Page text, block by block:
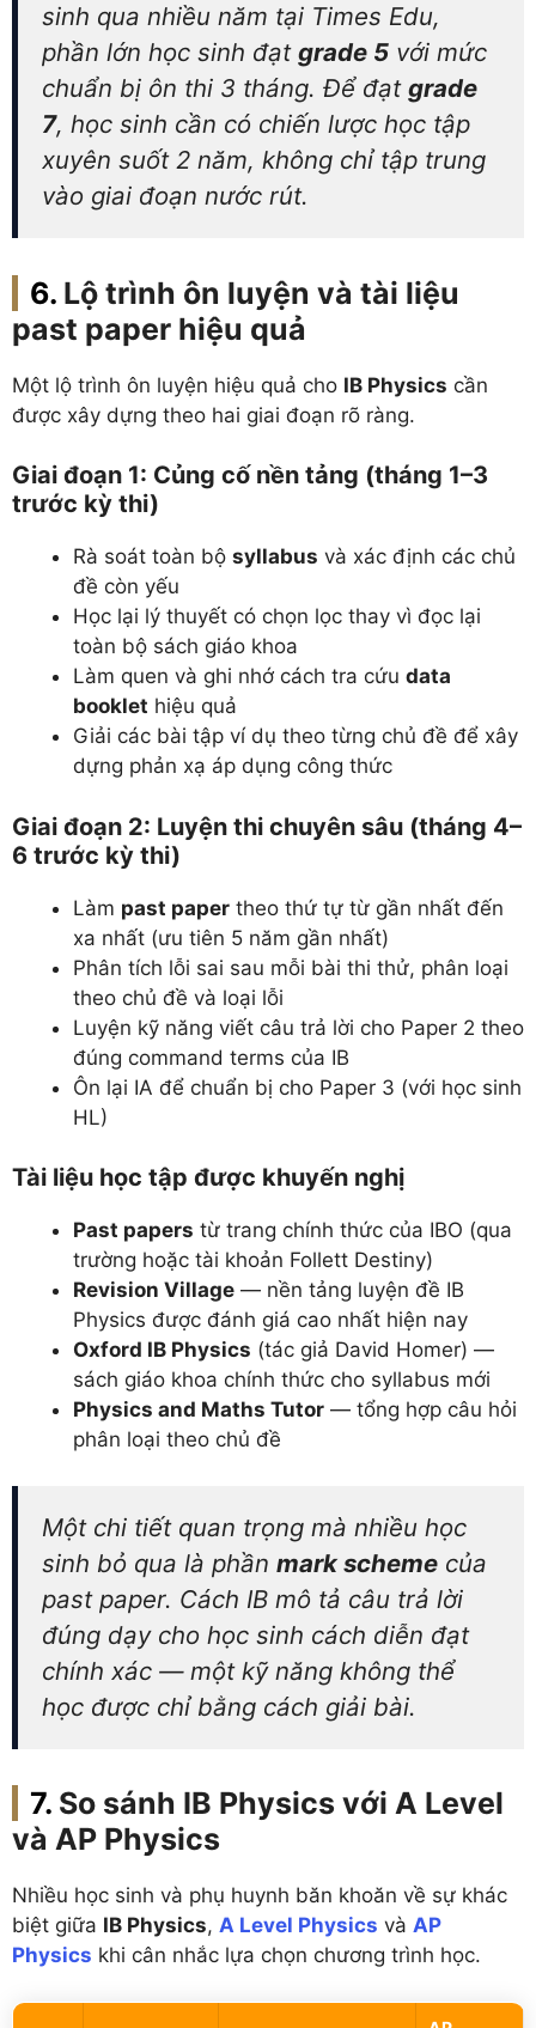
sinh qua nhiều năm tại Times Edu,
phần lớn học sinh đạt grade 5 với mức
chuẩn bị ôn thi 3 tháng. Để đạt grade
7, học sinh cần có chiến lược học tập
xuyên suốt 2 năm, không chỉ tập trung
vào giai đoạn nước rút.
Lộ trình ôn luyện và tài liệu
past paper hiệu quả
Một lộ trình ôn luyện hiệu quả cho IB Physics cần
được xây dựng theo hai giai đoạn rõ ràng.
Giai đoạn 1: Củng cố nền tảng (tháng 1–3
trước kỳ thi)
Rà soát toàn bộ syllabus và xác định các chủ
đề còn yếu
Học lại lý thuyết có chọn lọc thay vì đọc lại
toàn bộ sách giáo khoa
Làm quen và ghi nhớ cách tra cứu data
booklet hiệu quả
Giải các bài tập ví dụ theo từng chủ đề để xây
dựng phản xạ áp dụng công thức
Giai đoạn 2: Luyện thi chuyên sâu (tháng 4–
6 trước kỳ thi)
Làm past paper theo thứ tự từ gần nhất đến
xa nhất (ưu tiên 5 năm gần nhất)
Phân tích lỗi sai sau mỗi bài thi thử, phân loại
theo chủ đề và loại lỗi
Luyện kỹ năng viết câu trả lời cho Paper 2 theo
đúng command terms của IB
Ôn lại IA để chuẩn bị cho Paper 3 (với học sinh
HL)
Tài liệu học tập được khuyến nghị
Past papers từ trang chính thức của IBO (qua
trường hoặc tài khoản Follett Destiny)
Revision Village — nền tảng luyện đề IB
Physics được đánh giá cao nhất hiện nay
Oxford IB Physics (tác giả David Homer) —
sách giáo khoa chính thức cho syllabus mới
Physics and Maths Tutor — tổng hợp câu hỏi
phân loại theo chủ đề
Một chi tiết quan trọng mà nhiều học
sinh bỏ qua là phần mark scheme của
past paper. Cách IB mô tả câu trả lời
đúng dạy cho học sinh cách diễn đạt
chính xác — một kỹ năng không thể
học được chỉ bằng cách giải bài.
So sánh IB Physics với A Level
và AP Physics
Nhiều học sinh và phụ huynh băn khoăn về sự khác
biệt giữa IB Physics, A Level Physics và AP
Physics khi cân nhắc lựa chọn chương trình học.